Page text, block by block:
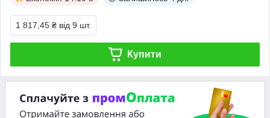
1 817,45 ₴ від 9 шт.
Купити